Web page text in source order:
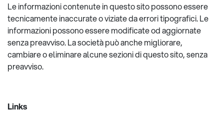
Le informazioni contenute in questo sito possono essere
tecnicamente inaccurate o viziate da errori tipografici. Le
informazioni possono essere modificate od aggiornate
senza preavviso. La società può anche migliorare,
cambiare o eliminare alcune sezioni di questo sito, senza
preavviso.
Links